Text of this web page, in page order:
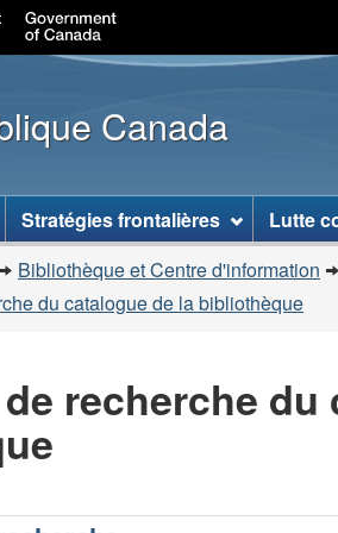
Canada
Stratégies frontalières Lutte
Bibliothèque et Centre d'information
du catalogue de la bibliothèque
recherche du